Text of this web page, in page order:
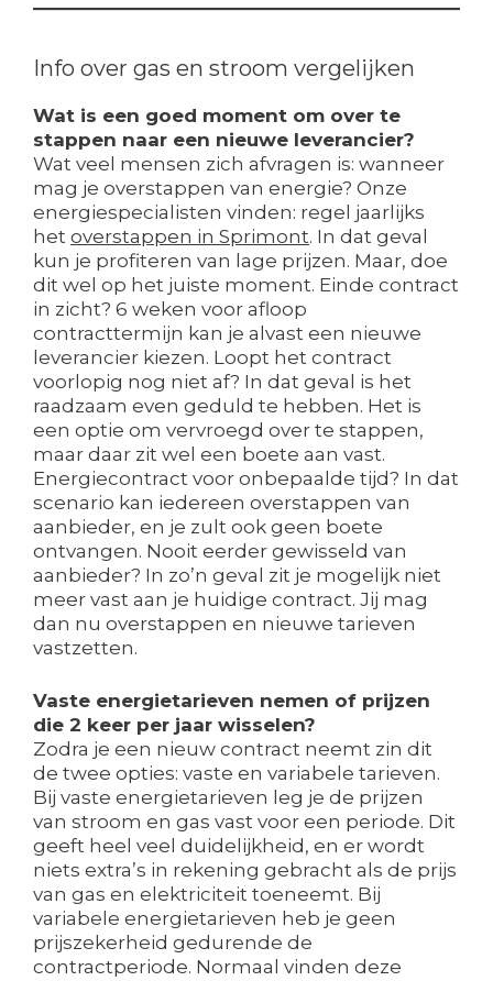
Info over gas en stroom vergelijken
Wat is een goed moment om over te
stappen naar een nieuwe leverancier?
Wat veel mensen zich afvragen is: wanneer
mag je overstappen van energie? Onze
energiespecialisten vinden: regel jaarlijks
het overstappen in Sprimont. In dat geval
kun je profiteren van lage prijzen. Maar, doe
dit wel op het juiste moment. Einde contract
in zicht? 6 weken voor afloop
contracttermijn kan je alvast een nieuwe
leverancier kiezen. Loopt het contract
voorlopig nog niet af? In dat geval is het
raadzaam even geduld te hebben. Het is
een optie om vervroegd over te stappen,
maar daar zit wel een boete aan vast.
Energiecontract voor onbepaalde tijd? In dat
scenario kan iedereen overstappen van
aanbieder, en je zult ook geen boete
ontvangen. Nooit eerder gewisseld van
aanbieder? In zo’n geval zit je mogelijk niet
meer vast aan je huidige contract. Jij mag
dan nu overstappen en nieuwe tarieven
vastzetten.
Vaste energietarieven nemen of prijzen
die 2 keer per jaar wisselen?
Zodra je een nieuw contract neemt zin dit
de twee opties: vaste en variabele tarieven.
Bij vaste energietarieven leg je de prijzen
van stroom en gas vast voor een periode. Dit
geeft heel veel duidelijkheid, en er wordt
niets extra’s in rekening gebracht als de prijs
van gas en elektriciteit toeneemt. Bij
variabele energietarieven heb je geen
prijszekerheid gedurende de
contractperiode. Normaal vinden deze